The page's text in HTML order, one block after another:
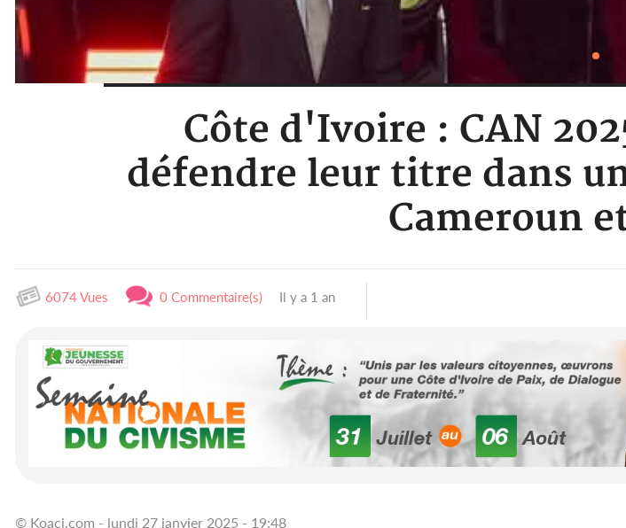
Côte d'Ivoire : CAN
défendre leur titre dans
Cameroun
6074 Vues 0 Commentaire(s) Il y a 1 an
© Koaci.com - lundi 27 janvier 2025 - 19:48
POLITIQUE
Sénégal : Le
responsables de
leur...